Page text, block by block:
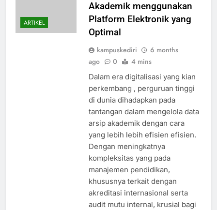
ARTIKEL
Akademik menggunakan
Platform Elektronik yang
Optimal
kampuskediri
6 months
ago
0 4 mins
Dalam era digitalisasi yang kian
perkembang , perguruan tinggi
di dunia dihadapkan pada
tantangan dalam mengelola data
arsip akademik dengan cara
yang lebih lebih efisien efisien.
Dengan meningkatnya
kompleksitas yang pada
manajemen pendidikan,
khususnya terkait dengan
akreditasi internasional serta
audit mutu internal, krusial bagi